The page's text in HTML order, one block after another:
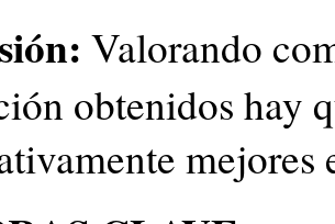
Valorando
obtenidos hay